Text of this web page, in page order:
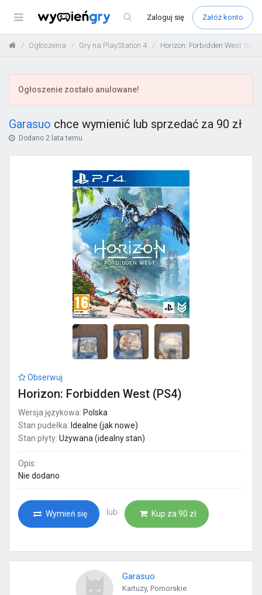
Menu Zaloguj się Załóż konto
Ogłoszenia Gry na PlayStation 4 Horizon: Forbidden West
Ogłoszenie zostało anulowane!
Garasuo chce wymienić lub sprzedać za 90 zł
Dodano 2 lata temu
Obserwuj
Horizon: Forbidden West (PS4)
Wersja językowa: Polska
Stan pudełka: Idealne (jak nowe)
Stan płyty: Używana (idealny stan)
Opis:
Nie dodano
Wymień się lub Kup za 90 zł
Garasuo
Kartuzy, Pomorskie